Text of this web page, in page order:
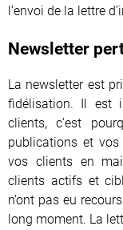
l’envoi de la lettre
Newsletter
La newsletter est
fidélisation. Il est
clients, c’est
publications et vos
vos clients en
clients actifs et
n’ont pas eu
long moment. La